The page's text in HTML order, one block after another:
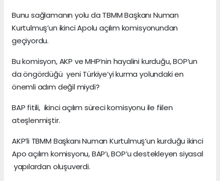
Bunu sağlamanın yolu da TBMM Başkanı Numan
Kurtulmuş’un ikinci Apolu açılım komisyonundan
geçiyordu.
Bu komisyon, AKP ve MHP’nin hayalini kurduğu, BOP’un
da öngördüğü yeni Türkiye’yi kurma yolundaki en
önemli adım değil miydi?
BAP fitili, ikinci açılım süreci komisyonu ile fiilen
ateşlenmiştir.
AKP’li TBMM Başkanı Numan Kurtulmuş’un kurduğu ikinci
Apo açılım komisyonu, BAP’ı, BOP’u destekleyen siyasal
yapılardan oluşuverdi.